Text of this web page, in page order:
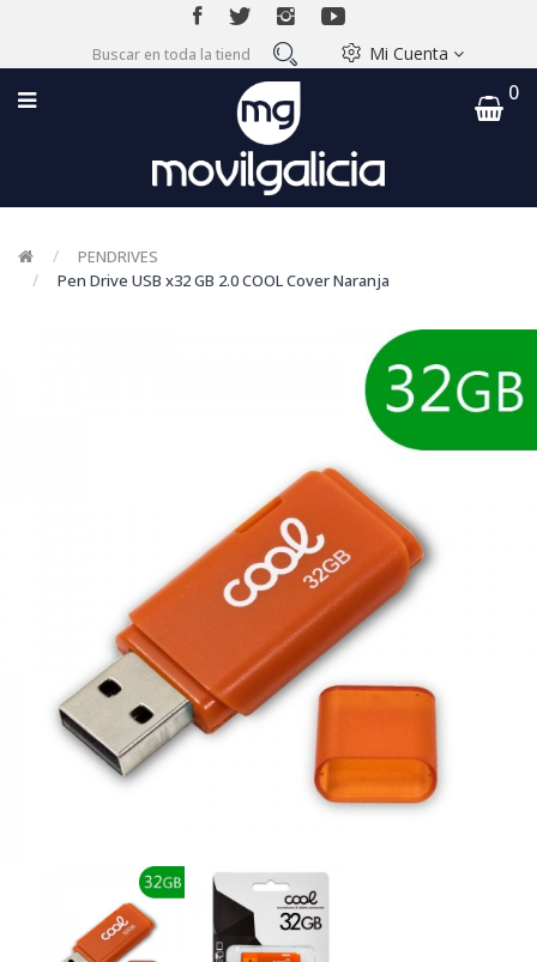
Mi Cuenta
0
PENDRIVES
Pen Drive USB x32 GB 2.0 COOL Cover Naranja